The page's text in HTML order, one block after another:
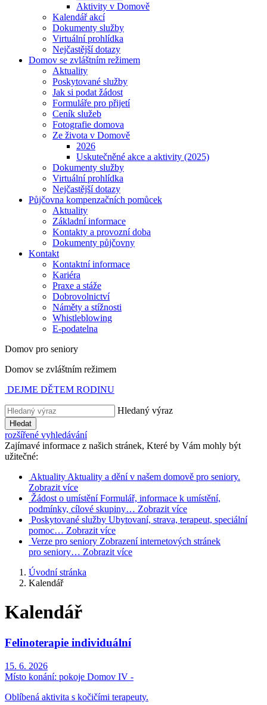
Aktivity v Domově
Kalendář akcí
Dokumenty služby
Virtuální prohlídka
Nejčastější dotazy
Domov se zvláštním režimem
Aktuality
Poskytované služby
Jak si podat žádost
Formuláře pro přijetí
Ceník služeb
Fotografie domova
Ze života v Domově
2026
Uskutečněné akce a aktivity (2025)
Dokumenty služby
Virtuální prohlídka
Nejčastější dotazy
Půjčovna kompenzačních pomůcek
Aktuality
Základní informace
Kontakty a provozní doba
Dokumenty půjčovny
Kontakt
Kontaktní informace
Kariéra
Praxe a stáže
Dobrovolnictví
Náměty a stížnosti
Whistleblowing
E-podatelna
Domov pro seniory
Domov se zvláštním režimem
DEJME DĚTEM RODINU
Hledaný výraz
Hledat
rozšířené vyhledávání
Zajímavé informace z našich stránek, Které by Vám mohly být
užitečné:
Aktuality Aktuality a dění v našem domově pro seniory.
Zobrazit více
Žádost o umístění Formulář, informace k umístění,
podmínky, cílové skupiny… Zobrazit více
Poskytované služby Ubytovaní, strava, terapeut, speciální
pomoc… Zobrazit více
Verze pro seniory Zobrazení internetových stránek
pro seniory… Zobrazit více
Úvodní stránka
Kalendář
Kalendář
Felinoterapie individuální
15. 6. 2026
Místo konání: pokoje Domov IV -
Oblíbená aktivita s kočičími terapeuty.